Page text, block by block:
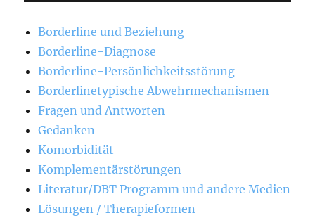
Borderline und Beziehung
Borderline-Diagnose
Borderline-Persönlichkeitsstörung
Borderlinetypische Abwehrmechanismen
Fragen und Antworten
Gedanken
Komorbidität
Komplementärstörungen
Literatur/DBT Programm und andere Medien
Lösungen / Therapieformen